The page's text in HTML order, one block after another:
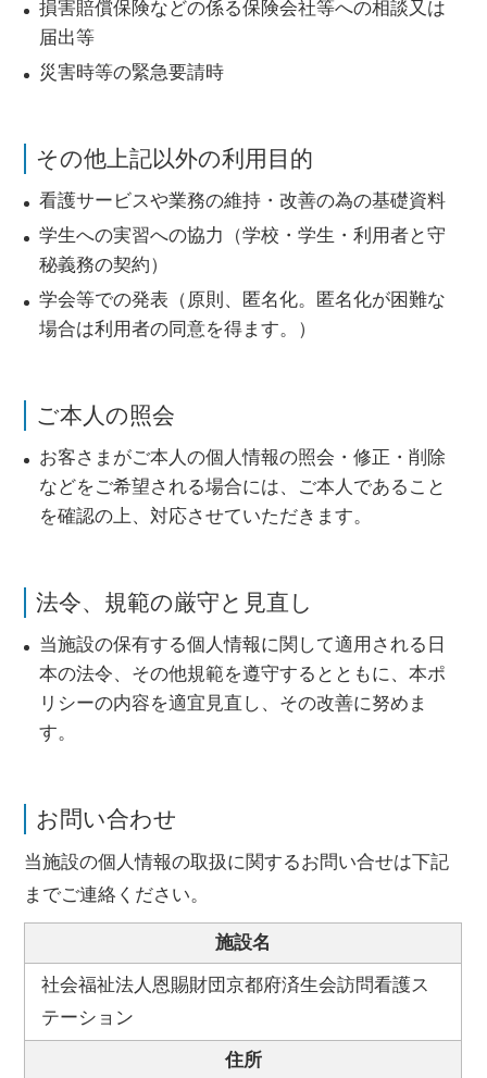
損害賠償保険などの係る保険会社等への相談又は
届出等
災害時等の緊急要請時
その他上記以外の利用目的
看護サービスや業務の維持・改善の為の基礎資料
学生への実習への協力（学校・学生・利用者と守
秘義務の契約）
学会等での発表（原則、匿名化。匿名化が困難な
場合は利用者の同意を得ます。）
ご本人の照会
お客さまがご本人の個人情報の照会・修正・削除
などをご希望される場合には、ご本人であること
を確認の上、対応させていただきます。
法令、規範の厳守と見直し
当施設の保有する個人情報に関して適用される日
本の法令、その他規範を遵守するとともに、本ポ
リシーの内容を適宜見直し、その改善に努めま
す。
お問い合わせ
当施設の個人情報の取扱に関するお問い合せは下記
までご連絡ください。
施設名
社会福祉法人恩賜財団京都府済生会訪問看護ス
テーション
住所